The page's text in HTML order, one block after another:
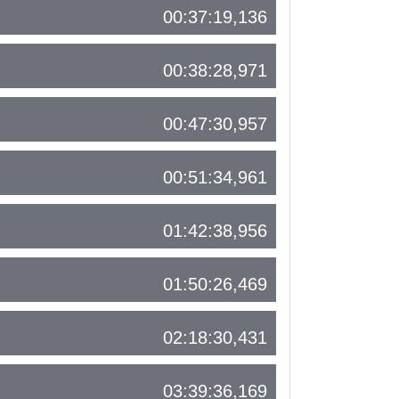
00:37:19,136
00:38:28,971
00:47:30,957
00:51:34,961
01:42:38,956
01:50:26,469
02:18:30,431
03:39:36,169